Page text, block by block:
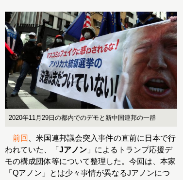
2020年11月29日の都内でのデモと新中国連邦の一群
前回
、米国連邦議会突入事件の直前に日本で行
われていた、「 Jアノン 」によるトランプ応援デ
モの構成団体等について整理した。今回は、本家
「Qアノン」とは少々事情が異なるJアノンにつ